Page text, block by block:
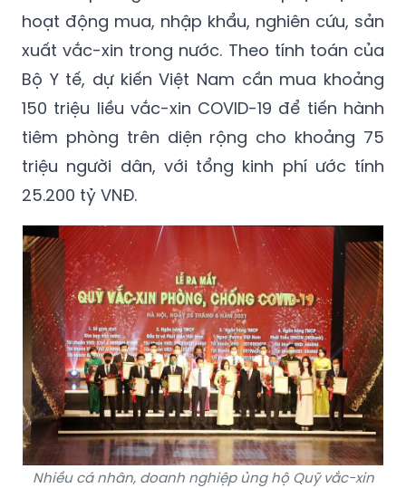
hoạt động mua, nhập khẩu, nghiên cứu, sản
xuất vắc-xin trong nước. Theo tính toán của
Bộ Y tế, dự kiến Việt Nam cần mua khoảng
150 triệu liều vắc-xin COVID-19 để tiến hành
tiêm phòng trên diện rộng cho khoảng 75
triệu người dân, với tổng kinh phí ước tính
25.200 tỷ VNĐ.
Nhiều cá nhân, doanh nghiệp ủng hộ Quỹ vắc-xin